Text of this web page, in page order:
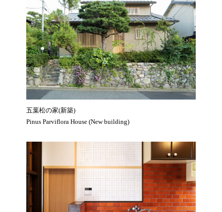
五葉松の家(新築)
Pinus Parviflora House (New building)